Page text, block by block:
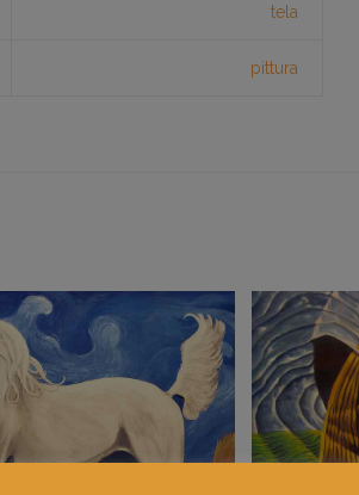
tela
pittura